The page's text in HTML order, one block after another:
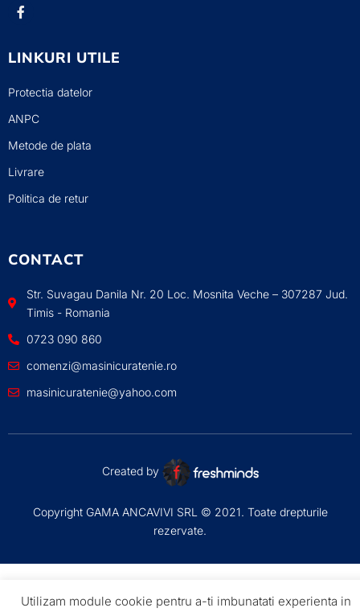
LINKURI UTILE
Protectia datelor
ANPC
Metode de plata
Livrare
Politica de retur
CONTACT
Str. Suvagau Danila Nr. 20 Loc. Mosnita Veche – 307287 Jud.
Timis - Romania
0723 090 860
comenzi@masinicuratenie.ro
masinicuratenie@yahoo.com
Created by
Copyright GAMA ANCAVIVI SRL © 2021. Toate drepturile
rezervate.
Utilizam module cookie pentru a-ti imbunatati experienta in